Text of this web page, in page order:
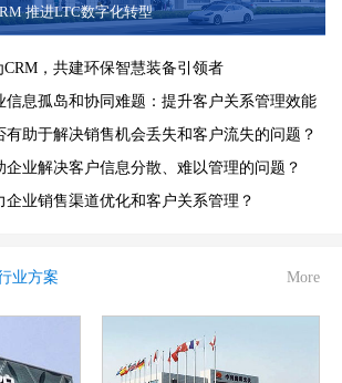
推进LTC数字化转型
，共建环保智慧装备引领者
信息孤岛和协同难题：提升客户关系管理效能
有助于解决销售机会丢失和客户流失的问题？
企业解决客户信息分散、难以管理的问题？
企业销售渠道优化和客户关系管理？
业方案 More